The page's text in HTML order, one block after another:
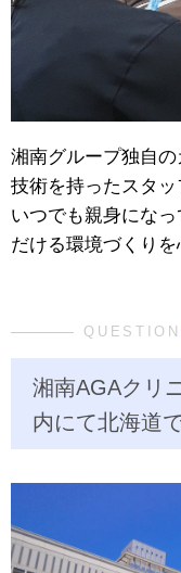
湘南グループ独自
技術を持ったスタッ
いつでも親身にな
だける環境づくりを
湘南AGAクリ
内にて北海道